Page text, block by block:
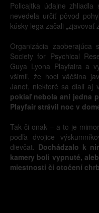
Policajtka údajne
nevedela určiť pôvod
kúsky lega začali „zjavovať
Organizácia zaoberajúca
Society for Psychical
Guya Lyona Playfaira a
všimli, že hoci väčšina
Janet, niektoré sa diali aj
pokiaľ nebola ani jedna
Playfair strávil noc v
Tak či onak – a to je
podľa dvojice
dievčat. Dochádzalo k
kamery boli vypnuté,
miestnosti či otočení